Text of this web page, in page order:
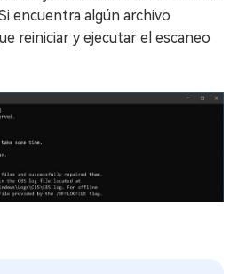
encuentra algún archivo
reiniciar y ejecutar el escaneo